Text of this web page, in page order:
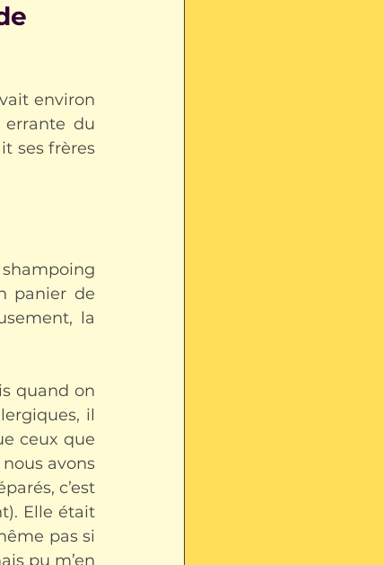
environ
du
ses frères
panier de
la
quand on
il
ceux que
avons
c’est
. Elle était
pas si
pu m’en